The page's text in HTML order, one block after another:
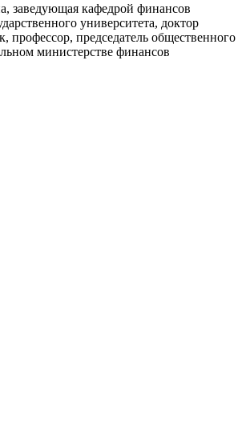
заведующая кафедрой финансов
университета, доктор
профессор, председатель общественного
министерстве финансов